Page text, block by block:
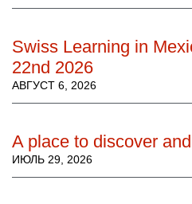
Swiss Learning in
22nd 2026
АВГУСТ 6, 2026
A place to discover
ИЮЛЬ 29, 2026